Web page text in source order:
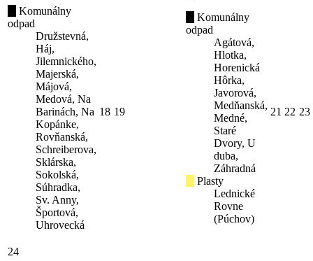
Komunálny
odpad
Družstevná,
Háj,
Jilemnického,
Majerská,
Májová,
Medová, Na
Barinách, Na
Kopánke,
Rovňanská,
Schreiberova,
Sklárska,
Sokolská,
Súhradka,
Sv. Anny,
Športová,
Uhrovecká
18 19
Komunálny
odpad
Agátová,
Hlotka,
Horenická
Hôrka,
Javorová,
Medňanská,
Medné,
Staré
Dvory, U
duba,
Záhradná
Plasty
Lednické
Rovne
(Púchov)
21 22 23
24